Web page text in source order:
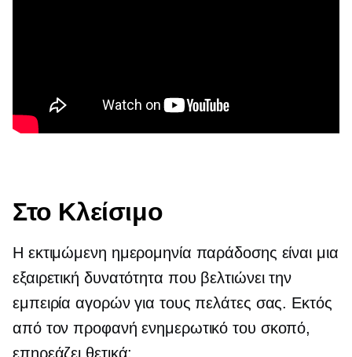
Στο Κλείσιμο
Η εκτιμώμενη ημερομηνία παράδοσης είναι μια
εξαιρετική δυνατότητα που βελτιώνει την
εμπειρία αγορών για τους πελάτες σας. Εκτός
από τον προφανή ενημερωτικό του σκοπό,
επηρεάζει θετικά: